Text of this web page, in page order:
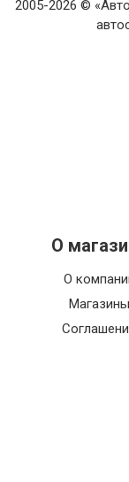
2005-2026 ©
О
О
Магазины